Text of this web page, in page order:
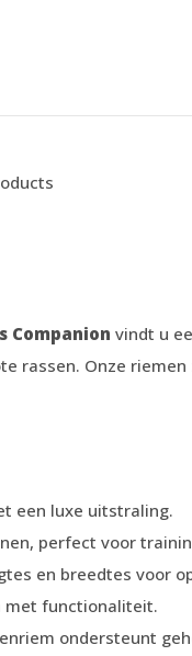
Companion vindt u
rassen. Onze
een luxe uitstraling.
perfect voor
en breedtes voor
met functionaliteit.
ondersteunt